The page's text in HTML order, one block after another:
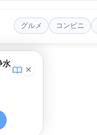
グルメ コンビニ
水